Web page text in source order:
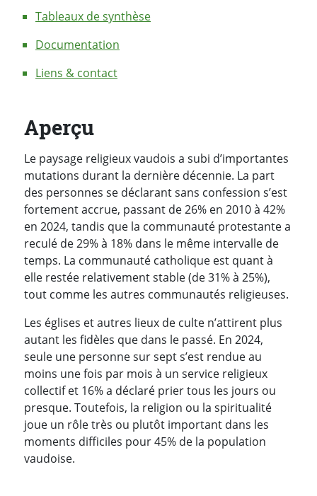
Tableaux de synthèse
Documentation
Liens & contact
Aperçu
Le paysage religieux vaudois a subi d’importantes
mutations durant la dernière décennie. La part
des personnes se déclarant sans confession s’est
fortement accrue, passant de 26% en 2010 à 42%
en 2024, tandis que la communauté protestante a
reculé de 29% à 18% dans le même intervalle de
temps. La communauté catholique est quant à
elle restée relativement stable (de 31% à 25%),
tout comme les autres communautés religieuses.
Les églises et autres lieux de culte n’attirent plus
autant les fidèles que dans le passé. En 2024,
seule une personne sur sept s’est rendue au
moins une fois par mois à un service religieux
collectif et 16% a déclaré prier tous les jours ou
presque. Toutefois, la religion ou la spiritualité
joue un rôle très ou plutôt important dans les
moments difficiles pour 45% de la population
vaudoise.